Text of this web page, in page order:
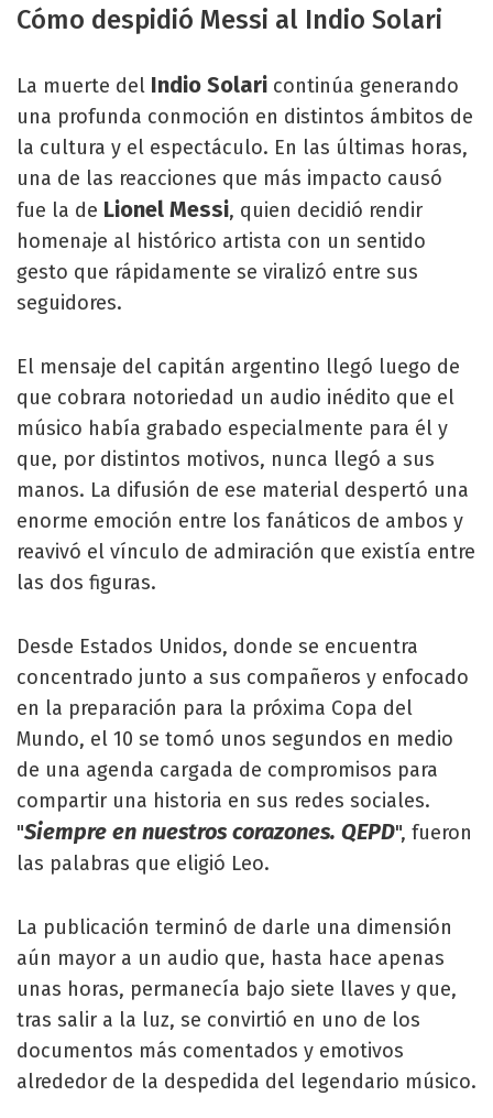
Cómo despidió Messi al Indio Solari
La muerte del Indio Solari continúa generando
una profunda conmoción en distintos ámbitos de
la cultura y el espectáculo. En las últimas horas,
una de las reacciones que más impacto causó
fue la de Lionel Messi, quien decidió rendir
homenaje al histórico artista con un sentido
gesto que rápidamente se viralizó entre sus
seguidores.
El mensaje del capitán argentino llegó luego de
que cobrara notoriedad un audio inédito que el
músico había grabado especialmente para él y
que, por distintos motivos, nunca llegó a sus
manos. La difusión de ese material despertó una
enorme emoción entre los fanáticos de ambos y
reavivó el vínculo de admiración que existía entre
las dos figuras.
Desde Estados Unidos, donde se encuentra
concentrado junto a sus compañeros y enfocado
en la preparación para la próxima Copa del
Mundo, el 10 se tomó unos segundos en medio
de una agenda cargada de compromisos para
compartir una historia en sus redes sociales.
"Siempre en nuestros corazones. QEPD", fueron
las palabras que eligió Leo.
La publicación terminó de darle una dimensión
aún mayor a un audio que, hasta hace apenas
unas horas, permanecía bajo siete llaves y que,
tras salir a la luz, se convirtió en uno de los
documentos más comentados y emotivos
alrededor de la despedida del legendario músico.